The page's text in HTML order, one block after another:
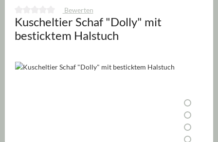
Durchschnittliche Bewertung von 0 von 5 Sternen
Bewerten
Kuscheltier Schaf "Dolly" mit
besticktem Halstuch
Bildergalerie überspringen